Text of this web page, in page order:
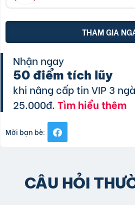
THAM GIA
Nhận ngay
50 điểm tích lũy
khi nâng cấp tin VIP 3
25.000đ.Tìm hiểu thêm
Mời bạn bè:
CÂU HỎI